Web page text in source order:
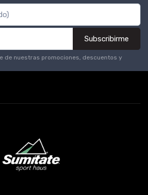
Subscribirme
de nuestras promociones, descuentos y